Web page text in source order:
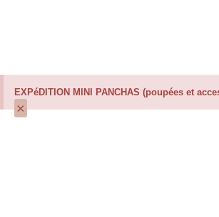
EXPéDITION MINI PANCHAS (poupées et
×